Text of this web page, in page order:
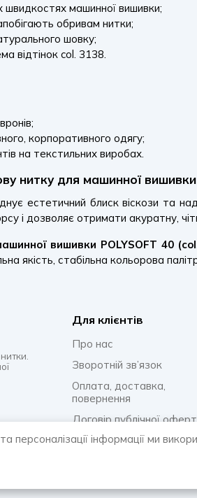
швидкостях машинної вишивки;
обривам нитки;
шовку;
відтінок col. 3138.
корпоративного одягу;
на текстильних виробах.
нитку для машинної вишивки
естетичний блиск віскози та
і дозволяє отримати акуратну,
вишивки POLYSOFT 40
якість, стабільна кольорова
Для клієнтів
Про нас
Зворотній зв’язок
Оплата, доставка,
повернення
Договір публічної
Політика
персоналізації інформації ми